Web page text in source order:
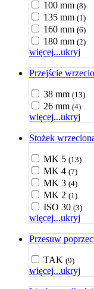
100 mm (8)
135 mm (1)
160 mm (6)
180 mm (2)
więcej...ukryj
Przejście
38 mm (13)
26 mm (4)
więcej...ukryj
Stożek
MK 5 (13)
MK 4 (7)
MK 3 (4)
MK 2 (1)
ISO 30 (3)
więcej...ukryj
Przesuw
TAK (9)
więcej...ukryj